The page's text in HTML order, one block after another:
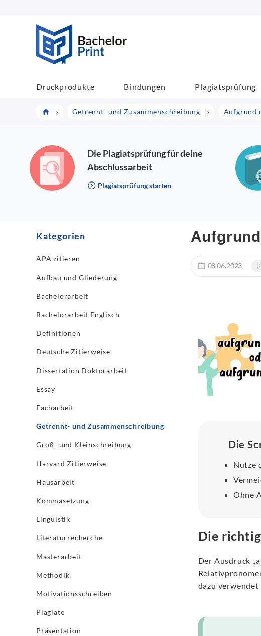
Druckprodukte Bindungen Plagiatsprüfung
Getrennt- und Zusammenschreibung Aufgrund
Die Plagiatsprüfung für deine
Abschlussarbeit
Plagiatsprüfung starten
Kategorien
APA zitieren
Aufbau und Gliederung
Bachelorarbeit
Bachelorarbeit Englisch
Definitionen
Deutsche Zitierweise
Dissertation Doktorarbeit
Essay
Facharbeit
Getrennt- und Zusammenschreibung
Groß- und Kleinschreibung
Harvard Zitierweise
Hausarbeit
Kommasetzung
Linguistik
Literaturrecherche
Masterarbeit
Methodik
Motivationsschreiben
Plagiate
Präsentation
08.06.2023
Die
Nutze
Ohne
Die
Der Ausdruck
dazu